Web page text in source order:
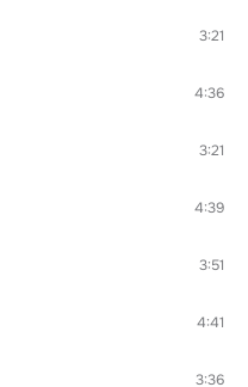
3:21
4:36
3:21
4:39
3:51
4:41
3:36